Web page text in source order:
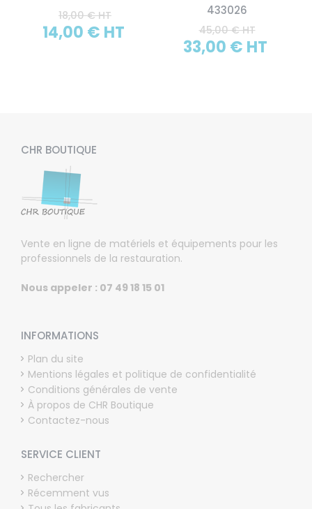
18,00 € HT
14,00 € HT
433026
45,00 € HT
33,00 € HT
CHR BOUTIQUE
Vente en ligne de matériels et équipements pour les
professionnels de la restauration.
Nous appeler : 07 49 18 15 01
INFORMATIONS
Plan du site
Mentions légales et politique de confidentialité
Conditions générales de vente
À propos de CHR Boutique
Contactez-nous
SERVICE CLIENT
Rechercher
Récemment vus